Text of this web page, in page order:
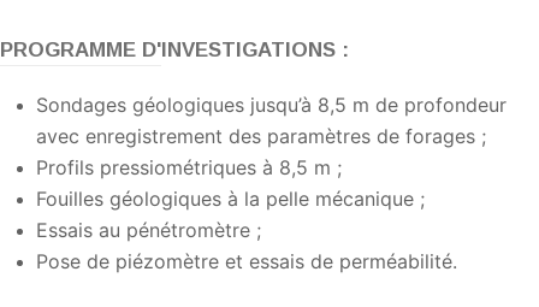
PROGRAMME D'INVESTIGATIONS :
Sondages géologiques jusqu’à 8,5 m de profondeur
avec enregistrement des paramètres de forages ;
Profils pressiométriques à 8,5 m ;
Fouilles géologiques à la pelle mécanique ;
Essais au pénétromètre ;
Pose de piézomètre et essais de perméabilité.